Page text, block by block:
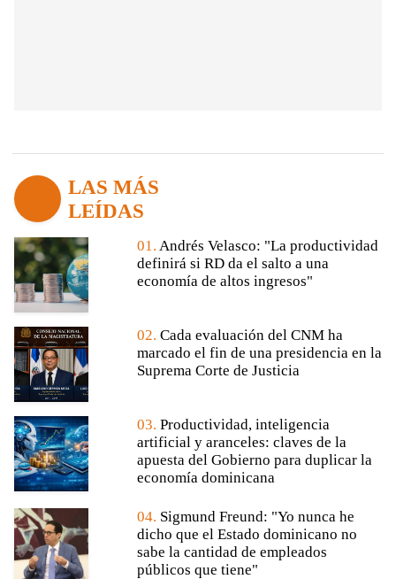
LAS MÁS
LEÍDAS
01. Andrés Velasco: "La productividad
definirá si RD da el salto a una
economía de altos ingresos"
02. Cada evaluación del CNM ha
marcado el fin de una presidencia en la
Suprema Corte de Justicia
03. Productividad, inteligencia
artificial y aranceles: claves de la
apuesta del Gobierno para duplicar la
economía dominicana
04. Sigmund Freund: "Yo nunca he
dicho que el Estado dominicano no
sabe la cantidad de empleados
públicos que tiene"